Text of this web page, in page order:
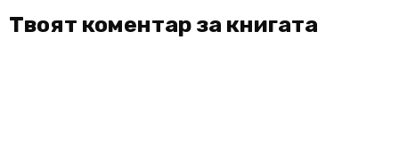
Твоят коментар за книгата